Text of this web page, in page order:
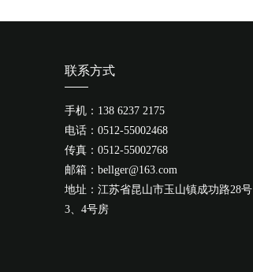
联系方式
手机：138 6237 2175
电话：0512-55002468
传真：0512-55002768
邮箱：bellger@163.com
地址：江苏省昆山市玉山镇成功路28号
3、4号房